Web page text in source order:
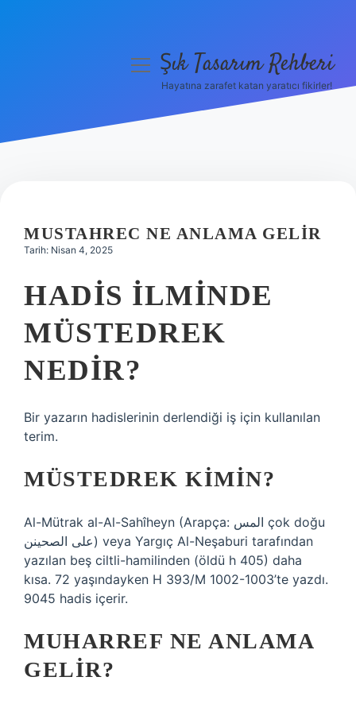
Hakkımızda
menüyüŞık Tasarım Rehberi
Hayatına zarafet katan yaratıcı fikirler!
MUSTAHREC NE ANLAMA GELIR
Tarih: Nisan 4, 2025
HADIS ILMINDE
MÜSTEDREK
NEDIR?
Bir yazarın hadislerinin derlendiği iş için kullanılan
terim.
MÜSTEDREK KIMIN?
Al-Mütrak al-Al-Sahîheyn (Arapça: المس çok doğu
على الصحينن) veya Yargıç Al-Neşaburi tarafından
yazılan beş ciltli-hamilinden (öldü h 405) daha
kısa. 72 yaşındayken H 393/M 1002-1003’te yazdı.
9045 hadis içerir.
MUHARREF NE ANLAMA
GELIR?